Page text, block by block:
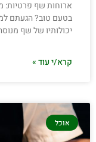
ארוחות שף פרטיות:
בטעם טוב? הגעתם
יכולותיו של שף
קרא/י עוד »
אוכל